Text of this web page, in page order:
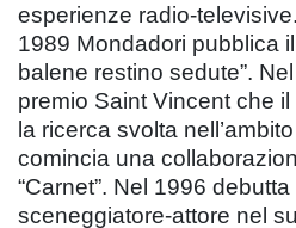
esperienze radio-
1989 Mondadori pubblica
balene restino sedute”.
premio Saint Vincent che
la ricerca svolta
comincia una
“Carnet”. Nel 1996
sceneggiatore-attore nel